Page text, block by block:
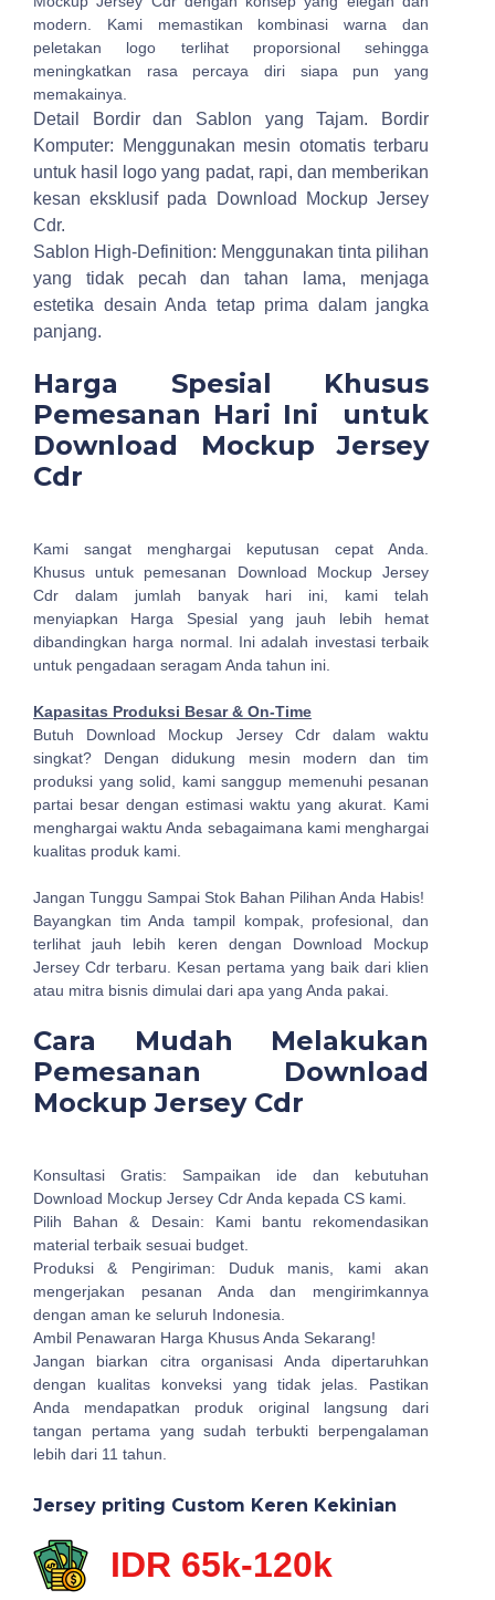
modern. Kami memastikan kombinasi warna dan
peletakan logo terlihat proporsional sehingga
meningkatkan rasa percaya diri siapa pun yang
memakainya.
Detail Bordir dan Sablon yang Tajam.
Bordir
Komputer: Menggunakan mesin otomatis terbaru
untuk hasil logo yang padat, rapi, dan memberikan
kesan eksklusif pada Download Mockup Jersey
Cdr.
Sablon High-Definition: Menggunakan tinta pilihan
yang tidak pecah dan tahan lama, menjaga
estetika desain Anda tetap prima dalam jangka
panjang.
Harga Spesial Khusus
Pemesanan Hari Ini untuk
Download Mockup Jersey
Cdr
Kami sangat menghargai keputusan cepat Anda.
Khusus untuk pemesanan Download Mockup Jersey
Cdr dalam jumlah banyak hari ini, kami telah
menyiapkan Harga Spesial yang jauh lebih hemat
dibandingkan harga normal. Ini adalah investasi terbaik
untuk pengadaan seragam Anda tahun ini.
Kapasitas Produksi Besar & On-Time
Butuh Download Mockup Jersey Cdr dalam waktu
singkat? Dengan didukung mesin modern dan tim
produksi yang solid, kami sanggup memenuhi pesanan
partai besar dengan estimasi waktu yang akurat. Kami
menghargai waktu Anda sebagaimana kami menghargai
kualitas produk kami.
Jangan Tunggu Sampai Stok Bahan Pilihan Anda Habis!
Bayangkan tim Anda tampil kompak, profesional, dan
terlihat jauh lebih keren dengan Download Mockup
Jersey Cdr terbaru. Kesan pertama yang baik dari klien
atau mitra bisnis dimulai dari apa yang Anda pakai.
Cara Mudah Melakukan
Pemesanan Download
Mockup Jersey Cdr
Konsultasi Gratis: Sampaikan ide dan kebutuhan
Download Mockup Jersey Cdr Anda kepada CS kami.
Pilih Bahan & Desain: Kami bantu rekomendasikan
material terbaik sesuai budget.
Produksi & Pengiriman: Duduk manis, kami akan
mengerjakan pesanan Anda dan mengirimkannya
dengan aman ke seluruh Indonesia.
Ambil Penawaran Harga Khusus Anda Sekarang!
Jangan biarkan citra organisasi Anda dipertaruhkan
dengan kualitas konveksi yang tidak jelas. Pastikan
Anda mendapatkan produk original langsung dari
tangan pertama yang sudah terbukti berpengalaman
lebih dari 11 tahun.
Jersey priting Custom Keren Kekinian
IDR 65k-120k